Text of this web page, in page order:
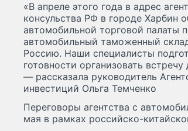
«В апреле этого года в адрес
консульства РФ в городе Харбин
автомобильной торговой палаты
автомобильный таможенный
Россию. Наши специалисты
готовности организовать
— рассказала руководитель
инвестиций Ольга Темченко
Переговоры агентства с
мая в рамках российско-